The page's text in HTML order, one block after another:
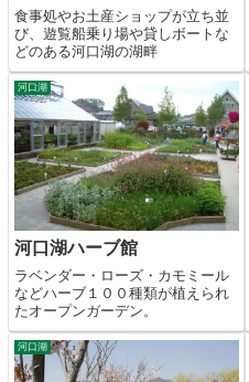
食事処やお土産ショップが立ち並
び、遊覧船乗り場や貸しボートな
どのある河口湖の湖畔
河口湖
河口湖ハーブ館
ラベンダー・ローズ・カモミール
などハーブ１００種類が植えられ
たオープンガーデン。
河口湖